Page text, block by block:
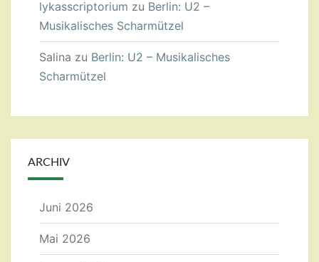
lykasscriptorium zu Berlin: U2 –
Musikalisches Scharmützel
Salina zu Berlin: U2 – Musikalisches
Scharmützel
ARCHIV
Juni 2026
Mai 2026